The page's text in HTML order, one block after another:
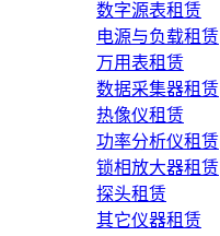
数字源表租赁
电源与负载租赁
万用表租赁
数据采集器租赁
热像仪租赁
功率分析仪租赁
锁相放大器租赁
探头租赁
其它仪器租赁